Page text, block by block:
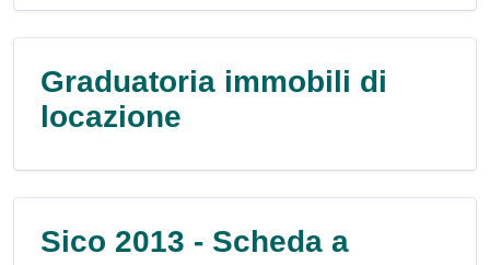
Graduatoria immobili di
locazione
Sico 2013 - Scheda a